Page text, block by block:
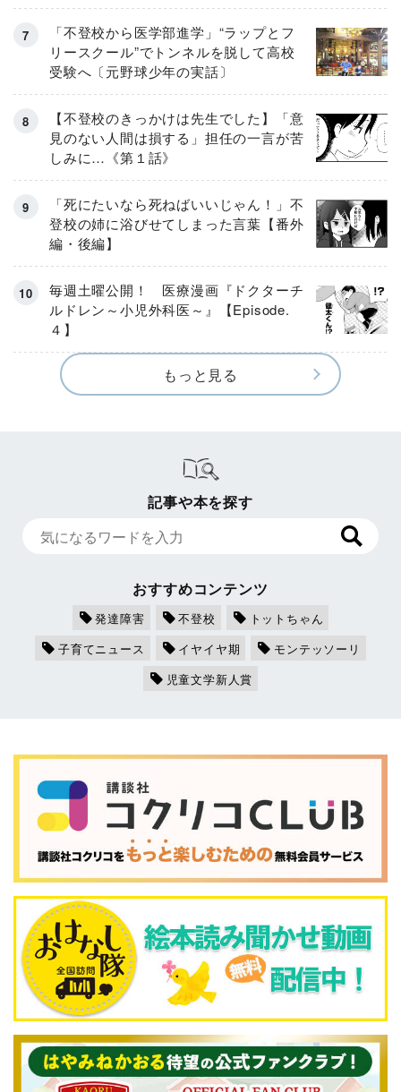
「不登校から医学部進学」“ラップとフ
リースクール”でトンネルを脱して高校
受験へ〔元野球少年の実話〕
【不登校のきっかけは先生でした】「意
見のない人間は損する」担任の一言が苦
しみに…《第１話》
「死にたいなら死ねばいいじゃん！」不
登校の姉に浴びせてしまった言葉【番外
編・後編】
毎週土曜公開！ 医療漫画『ドクターチ
ルドレン～小児外科医～』【Episode.
４】
もっと見る
記事や本を探す
おすすめコンテンツ
発達障害 不登校
トットちゃん
子育てニュース
イヤイヤ期
モンテッソーリ
児童文学新人賞